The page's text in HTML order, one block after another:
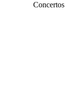
Concertos